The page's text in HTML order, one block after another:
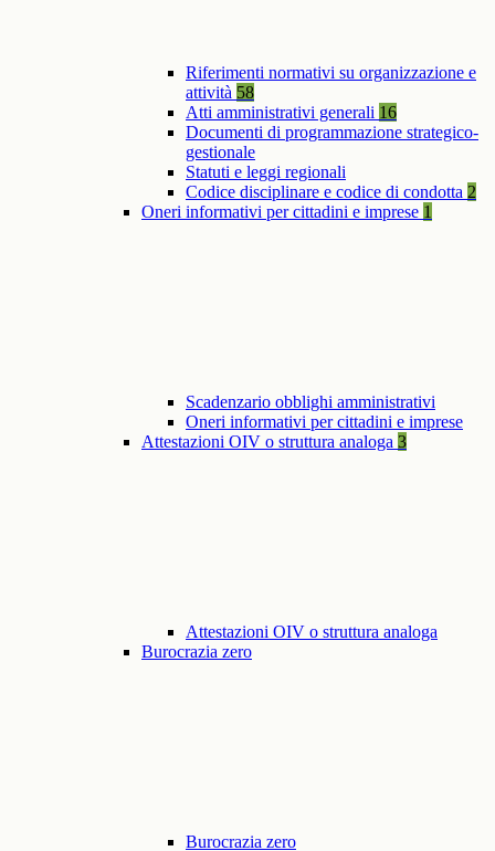
Riferimenti normativi su organizzazione e
attività 58
Atti amministrativi generali 16
Documenti di programmazione strategico-
gestionale
Statuti e leggi regionali
Codice disciplinare e codice di condotta 2
Oneri informativi per cittadini e imprese 1
Scadenzario obblighi amministrativi
Oneri informativi per cittadini e imprese
Attestazioni OIV o struttura analoga 3
Attestazioni OIV o struttura analoga
Burocrazia zero
Burocrazia zero